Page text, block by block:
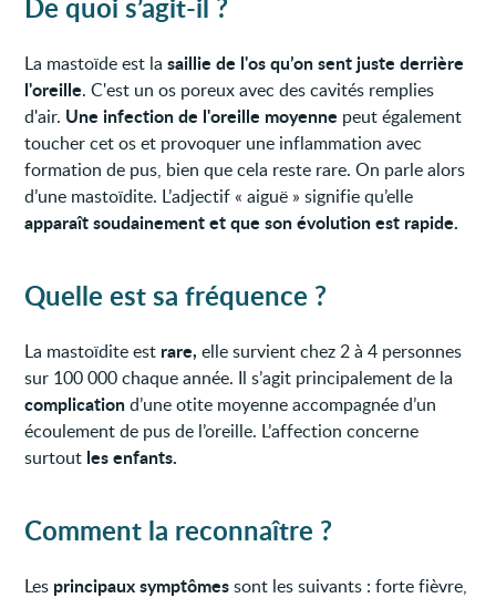
La mastoïde est lasaillie de l'os qu’on sent juste derrière
l'oreille. C'est un os poreux avec des cavités remplies
d'air. Une infection de l'oreille moyenne peut également
toucher cet os et provoquer une inflammation avec
formation de pus, bien que cela reste rare. On parle alors
d’une mastoïdite. L’adjectif « aiguë » signifie qu’elle
apparaît soudainement et que son évolution est rapide.
Quelle est sa fréquence ?
La mastoïdite est rare, elle survient chez 2 à 4 personnes
sur 100 000 chaque année. Il s’agit principalement de la
complicationd’une otite moyenne accompagnée d’un
écoulement de pus de l’oreille. L’affection concerne
surtout les enfants.
Comment la reconnaître ?
Les principaux symptômessont les suivants : forte fièvre,